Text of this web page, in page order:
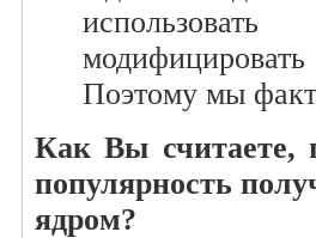
Поэтому мы
Как Вы считаете,
популярность
ядром?